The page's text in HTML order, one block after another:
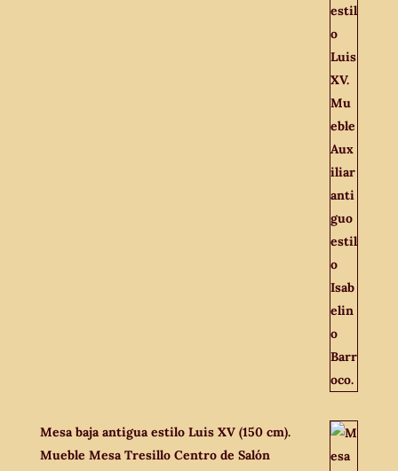
Mesa baja antigua estilo Luis XV (150 cm).
Mueble Mesa Tresillo Centro de Salón